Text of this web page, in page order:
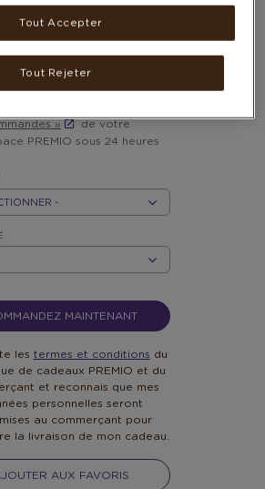
l’achat, votre carte-
sera disponible dans la
»
de votre
PREMIO sous 24 heures
MAINTENANT
les termes et conditions du
de cadeaux PREMIO et du
et reconnais que mes
personnelles seront
au commerçant pour
la livraison de mon cadeau.
AUX FAVORIS
Tout Rejeter
Tout Accepter